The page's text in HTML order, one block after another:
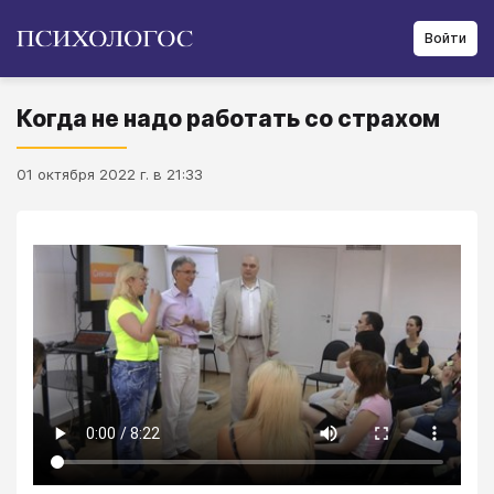
Войти
Когда не надо работать со страхом
01 октября 2022 г. в 21:33